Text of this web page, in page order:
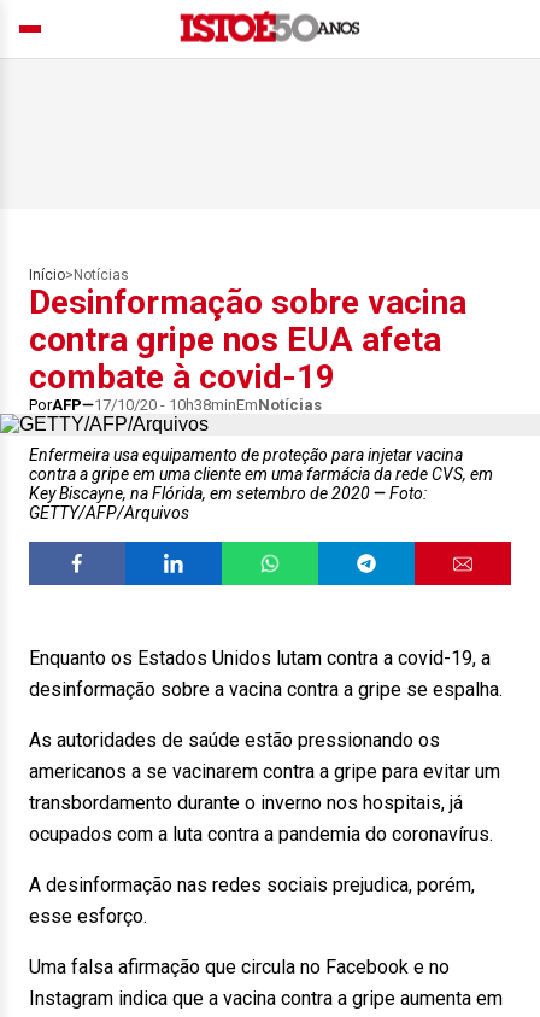
Início> Notícias
Desinformação sobre vacina
contra gripe nos EUA afeta
combate à covid-19
PorAFP 17/10/20 - 10h38minEmNotícias
Enfermeira usa equipamento de proteção para injetar vacina
contra a gripe em uma cliente em uma farmácia da rede CVS, em
Key Biscayne, na Flórida, em setembro de 2020
Foto:
GETTY/AFP/Arquivos
Enquanto os Estados Unidos lutam contra a covid-19, a
desinformação sobre a vacina contra a gripe se espalha.
As autoridades de saúde estão pressionando os
americanos a se vacinarem contra a gripe para evitar um
transbordamento durante o inverno nos hospitais, já
ocupados com a luta contra a pandemia do coronavírus.
A desinformação nas redes sociais prejudica, porém,
esse esforço.
Uma falsa afirmação que circula no Facebook e no
Instagram indica que a vacina contra a gripe aumenta em